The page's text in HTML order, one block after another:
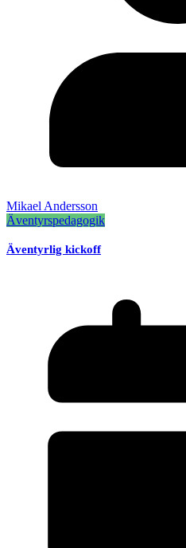
Mikael Andersson
Äventyrspedagogik
Äventyrlig kickoff